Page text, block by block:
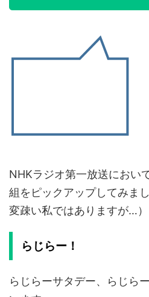
NHKラジオ第一放送におい
組をピックアップしてみま
変疎い私ではありますが…）
らじらー！
らじらーサタデー、らじら